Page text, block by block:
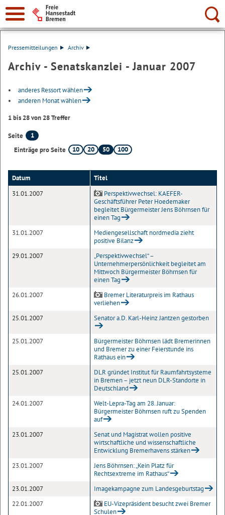
Suche:
Pressemitteilungen Archiv
Archiv - Senatskanzlei - Januar 2007
anderes Ressort wählen
anderen Monat wählen
1 bis 28 von 28 Treffer
Seite
1
Einträge pro Seite
10 20 50 100
Datum
Titel
31.01.2007
Perspektivwechsel: KAEFER-
Geschäftsführer Peter Hoedemaker
begleitet Bürgermeister Jens Böhrnsen für
einen Tag
31.01.2007
Mediengesellschaft nordmedia zieht
positive Bilanz
29.01.2007
„Perspektivwechsel“ –
Unternehmerpersönlichkeit begleitet am
Mittwoch Bürgermeister Böhrnsen für
einen Tag
26.01.2007
Bremer Literaturpreis im Rathaus
verliehen
25.01.2007
Senator a.D. Karl-Heinz Jantzen gestorben
25.01.2007
Bürgermeister Böhrnsen lädt Bremerinnen
und Bremer zu einer Feierstunde ins
Rathaus ein
25.01.2007
DLR gründet Institut für Raumfahrtsysteme
in Bremen – jetzt neun DLR-Standorte in
Deutschland
24.01.2007
Welt-Lepra-Tag am 28. Januar:
Bürgermeister Böhrnsen ruft zu Spenden
auf
23.01.2007
Senat und Magistrat wollen positive
wirtschaftliche und wissenschaftliche
Entwicklung Bremerhavens stärken
23.01.2007
Jens Böhrnsen: „Kein Platz für
Rechtsextreme im Rathaus“
23.01.2007
Imagekampagne zum Landesgeburtstag
22.01.2007
EU-Vizepräsident besucht zwei Bremer
Schulen